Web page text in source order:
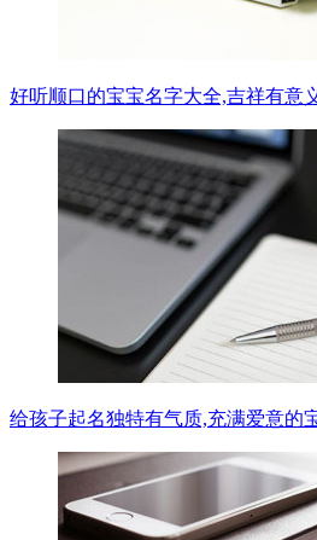
好听顺口的宝宝名字大全,吉祥有意
给孩子起名独特有气质,充满爱意的